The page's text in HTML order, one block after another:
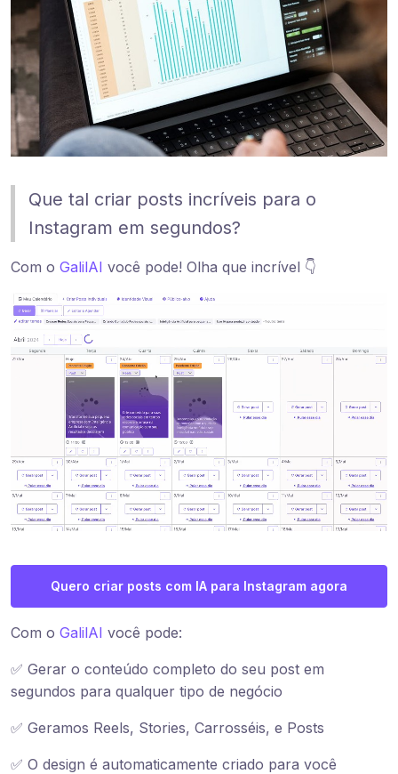
Que tal criar posts incríveis para o
Instagram em segundos?
Com o GalilAI você pode! Olha que incrível 👇
Quero criar posts com IA para Instagram agora
Com o GalilAI você pode:
✅ Gerar o conteúdo completo do seu post em
segundos para qualquer tipo de negócio
✅ Geramos Reels, Stories, Carrosséis, e Posts
✅ O design é automaticamente criado para você